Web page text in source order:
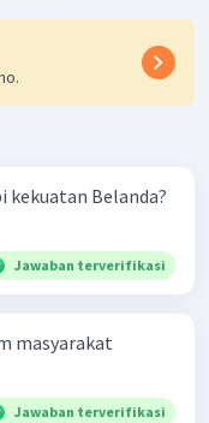
ini telah
dan merugikan
seperti
Indonesia.
lingkungan di
kekuatan Belanda?
Jawaban terverifikasi
masyarakat
Jawaban terverifikasi